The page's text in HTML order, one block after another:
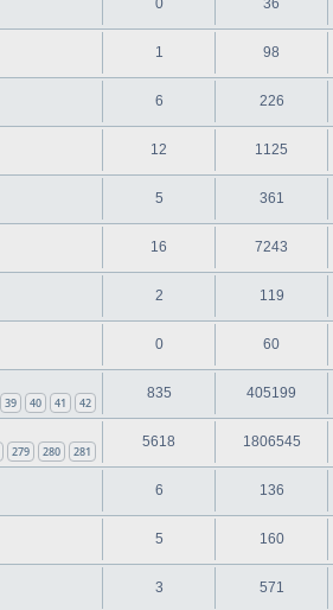
1 98
6 226
12 1125
5 361
16 7243
2 119
0 60
39 40 41 42
835 405199
279 280 281
5618 1806545
6 136
5 160
3 571